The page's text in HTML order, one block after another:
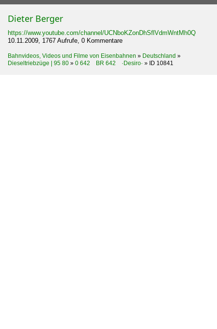
Dieter Berger
https://www.youtube.com/channel/UCNboKZonDhSflVdmWntMh0Q
10.11.2009, 1767 Aufrufe, 0 Kommentare
Bahnvideos, Videos und Filme von Eisenbahnen » Deutschland »
Dieseltriebzüge | 95 80 » 0 642 BR 642 ·Desiro· » ID 10841